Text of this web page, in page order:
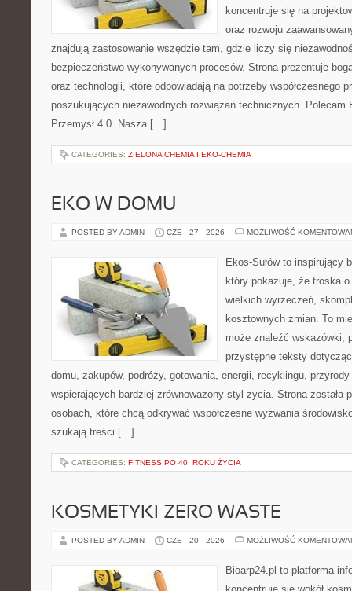
koncentruje się na
oraz rozwoju
znajdują zastosowanie wszędzie tam, gdzie liczy się
bezpieczeństwo wykonywanych procesów. Strona prezentuje
oraz technologii, które odpowiadają na potrzeby współczesnego
poszukujących niezawodnych rozwiązań technicznych. Polecam
Przemysł 4.0. Nasza […]
CATEGORIES: ZIELONA CHEMIA I EKO-CHEMIA
EKO W DOMU
POSTED BY ADMIN CZE - 27 - 2026 MOŻLIWOŚĆ
Ekos-Sułów to inspirujący
który pokazuje, że troska
wielkich wyrzeczeń,
kosztownych zmian. To
może znaleźć wskazówki,
przystępne teksty
domu, zakupów, podróży, gotowania, energii, recyklingu,
wspierających bardziej zrównoważony styl życia. Strona została
osobach, które chcą odkrywać współczesne wyzwania
szukają treści […]
CATEGORIES: FITNESS PO 40. ROKU ŻYCIA
KOSMETYKI ZERO WASTE
POSTED BY ADMIN CZE - 20 - 2026 MOŻLIWOŚĆ
Bioarp24.pl to platforma